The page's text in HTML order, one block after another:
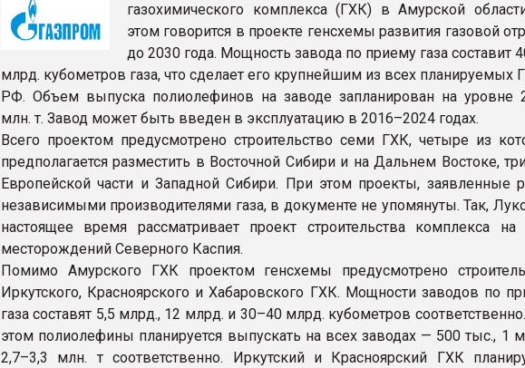
газохимического комплекса (ГХК) в Амурской
этом говорится в проекте генсхемы развития газовой
до 2030 года. Мощность завода по приему газа составит
млрд. кубометров газа, что сделает его крупнейшим из всех планируемых
РФ. Объем выпуска полиолефинов на заводе запланирован на уровне
млн. т. Завод может быть введен в эксплуатацию в 2016–2024 годах.
Всего проектом предусмотрено строительство семи ГХК, четыре из
предполагается разместить в Восточной Сибири и на Дальнем Востоке,
Европейской части и Западной Сибири. При этом проекты, заявленные
независимыми производителями газа, в документе не упомянуты. Так,
настоящее время рассматривает проект строительства комплекса на
месторождений Северного Каспия.
Помимо Амурского ГХК проектом генсхемы предусмотрено
Иркутского, Красноярского и Хабаровского ГХК. Мощности заводов по
газа составят 5,5 млрд., 12 млрд. и 30–40 млрд. кубометров
этом полиолефины планируется выпускать на всех заводах — 500 тыс., 1
2,7–3,3 млн. т соответственно. Иркутский и Красноярский ГХК